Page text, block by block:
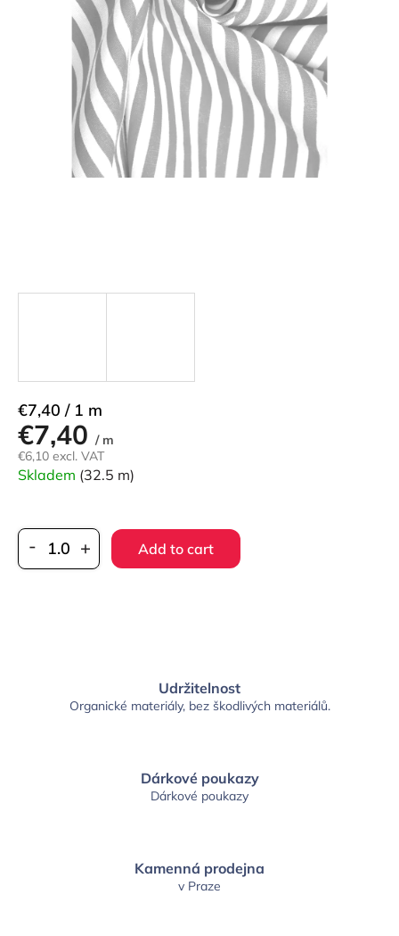
€7,40 / m
€6,10 excl. VAT
Measure
price:
€7,40 / 1 m
Skladem (32.5 m)
Add to cart
Udržitelnost
Organické materiály, bez škodlivých materiálů.
Dárkové poukazy
Dárkové poukazy
Kamenná prodejna
v Praze